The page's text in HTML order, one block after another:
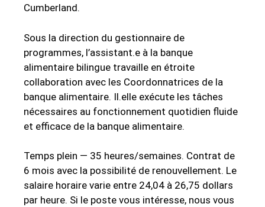
Cumberland.
Sous la direction du gestionnaire de
programmes, l’assistant.e à la banque
alimentaire bilingue travaille en étroite
collaboration avec les Coordonnatrices de la
banque alimentaire. Il.elle exécute les tâches
nécessaires au fonctionnement quotidien fluide
et efficace de la banque alimentaire.
Temps plein — 35 heures/semaines. Contrat de
6 mois avec la possibilité de renouvellement. Le
salaire horaire varie entre 24,04 à 26,75 dollars
par heure. Si le poste vous intéresse, nous vous